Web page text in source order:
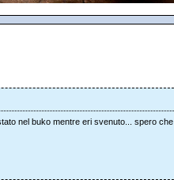
nel buko mentre eri svenuto... spero che